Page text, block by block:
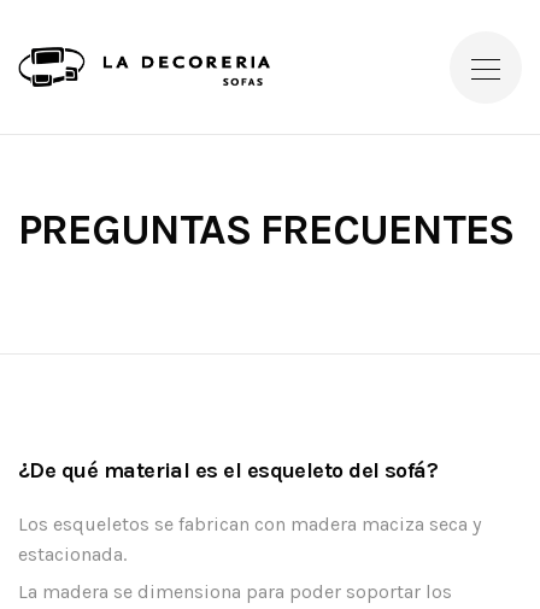
PREGUNTAS FRECUENTES
¿De qué material es el esqueleto del sofá?
Los esqueletos se fabrican con madera maciza seca y
estacionada.
La madera se dimensiona para poder soportar los